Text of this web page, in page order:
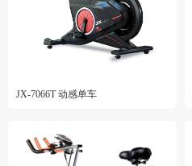
JX-7066T 动感单车